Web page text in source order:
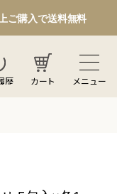
ご購入で送料無料
歴 カート メニュー